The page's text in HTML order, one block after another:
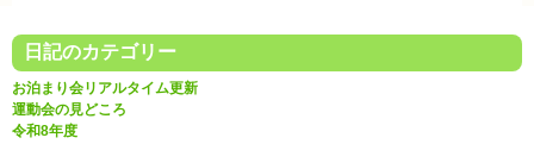
日記のカテゴリー
お泊まり会リアルタイム更新
運動会の見どころ
令和8年度